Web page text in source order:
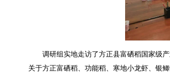
调研组实地走访了方正县富硒稻国家级产
关于方正富硒稻、功能稻、寒地小龙虾、银